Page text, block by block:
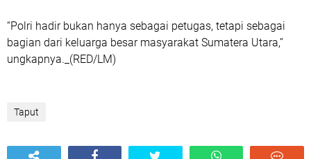
“Polri hadir bukan hanya sebagai petugas, tetapi sebagai
bagian dari keluarga besar masyarakat Sumatera Utara,”
ungkapnya._(RED/LM)
Taput